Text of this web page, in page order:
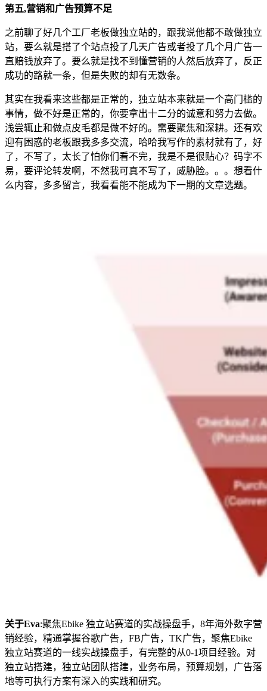
第五,营销和广告预算不足
之前聊了好几个工厂老板做独立站的，跟我说他都不敢做独立
站，要么就是搭了个站点投了几天广告或者投了几个月广告一
直赔钱放弃了。要么就是找不到懂营销的人然后放弃了，反正
成功的路就一条，但是失败的却有无数条。
其实在我看来这些都是正常的，独立站本来就是一个高门槛的
事情，做不好是正常的，你要拿出十二分的诚意和努力去做。
浅尝辄止和做点皮毛都是做不好的。需要聚焦和深耕。还有欢
迎有困惑的老板跟我多多交流，哈哈我写作的素材就有了，好
了，不写了，太长了怕你们看不完，我是不是很贴心？码字不
易，要评论转发啊，不然我可真不写了，威胁脸。。。想看什
么内容，多多留言，我看看能不能成为下一期的文章选题。
关于Eva:聚焦Ebike 独立站赛道的实战操盘手， 8年海外数字营
销经验，精通掌握谷歌广告， FB广告，TK广告，聚焦Ebike
独立站赛道的一线实战操盘手， 有完整的从0-1项目经验。 对
独立站搭建，独立站团队搭建，业务布局， 预算规划，广告落
地等可执行方案有深入的实践和研究。